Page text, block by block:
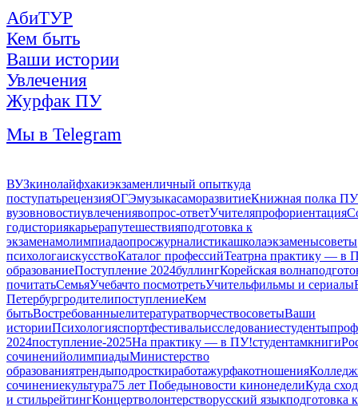
АбиТУР
Кем быть
Ваши истории
Увлечения
Журфак ПУ
Мы в Telegram
ВУЗкинолайфхакиэкзаменличный опыткуда
поступатьрецензияОГЭмузыкасаморазвитиеКнижная полка ПУ
вузовновостиувлечениявопрос-ответУчителяпрофориентация
годисториякарьерапутешествияподготовка к
экзаменамолимпиадаопросжурналистикашколаэкзаменысоветы
психологаискусствоКаталог профессийТеатрна практику — в
образованиеПоступление 2024буллингКорейская волна
почитатьСемьяУчебачто посмотретьУчительфильмы и сериалы
ПетербургродителипоступлениеКем
бытьВостребованныелитературатворчествосоветыВаши
историиПсихологияспортфестивальисследованиестуденты
2024поступление-2025На практику — в ПУ!студентамкниги
сочиненийолимпиадыМинистерство
образованиятрендыподросткиработажурфакотношения
сочинениекультура75 лет Победыновости кинонеделиКуда
и стильрейтингКонцертволонтерстворусский языкподготовка